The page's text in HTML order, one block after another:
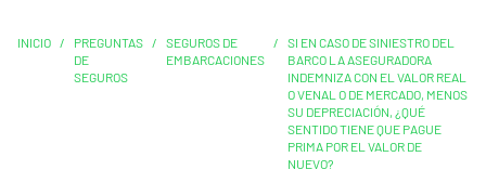
INICIO /
PREGUNTAS
DE
SEGUROS
/
SEGUROS DE
EMBARCACIONES
/
SI EN CASO DE SINIESTRO DEL
BARCO LA ASEGURADORA
INDEMNIZA CON EL VALOR REAL
O VENAL O DE MERCADO, MENOS
SU DEPRECIACIÓN, ¿QUÉ
SENTIDO TIENE QUE PAGUE
PRIMA POR EL VALOR DE
NUEVO?